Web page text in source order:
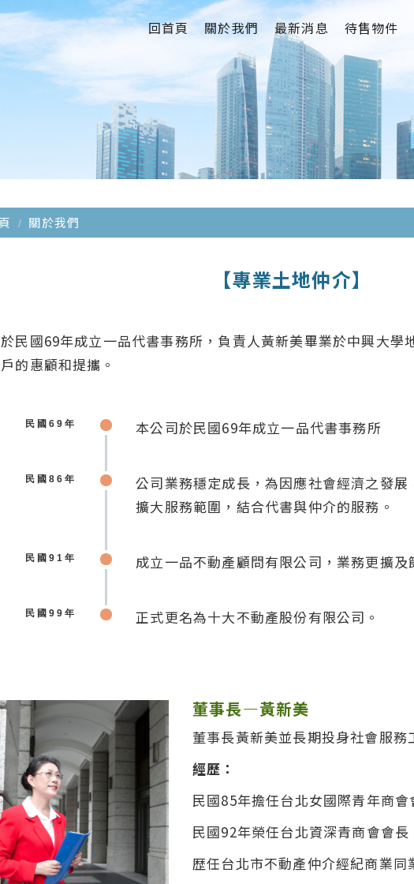
回首頁 關於我們 最新消息 待售物件
關於我們
【專業土地仲介】
民國69年成立一品代書事務所，負責人黃新美畢業於中興大學
的惠顧和提攜。
民國69年 本公司於民國69年成立一品代書事務所
民國86年
公司業務穩定成長，為因應社會經濟之發展
擴大服務範圍，結合代書與仲介的服務。
民國91年 成立一品不動產顧問有限公司，業務更擴
民國99年 正式更名為十大不動產股份有限公司。
董事長—黃新美
董事長黃新美並長期投身社會服務
經歷：
民國85年擔任台北女國際青年商會
民國92年榮任台北資深青商會會長
歴任台北市不動產仲介經紀商業